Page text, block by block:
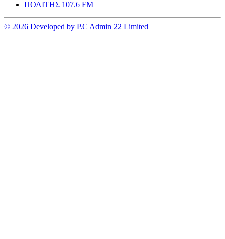
ΠΟΛΙΤΗΣ 107.6 FM
© 2026 Developed by P.C Admin 22 Limited